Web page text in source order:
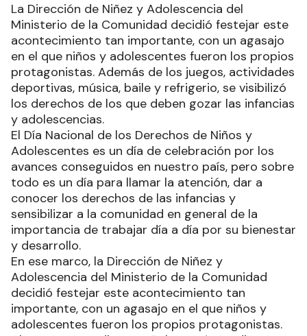
La Dirección de Niñez y Adolescencia del
Ministerio de la Comunidad decidió festejar este
acontecimiento tan importante, con un agasajo
en el que niños y adolescentes fueron los propios
protagonistas. Además de los juegos, actividades
deportivas, música, baile y refrigerio, se visibilizó
los derechos de los que deben gozar las infancias
y adolescencias.
El Día Nacional de los Derechos de Niños y
Adolescentes es un día de celebración por los
avances conseguidos en nuestro país, pero sobre
todo es un día para llamar la atención, dar a
conocer los derechos de las infancias y
sensibilizar a la comunidad en general de la
importancia de trabajar día a día por su bienestar
y desarrollo.
En ese marco, la Dirección de Niñez y
Adolescencia del Ministerio de la Comunidad
decidió festejar este acontecimiento tan
importante, con un agasajo en el que niños y
adolescentes fueron los propios protagonistas.